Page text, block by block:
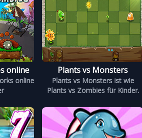
online
online
Plants vs Monsters
Plants vs Monsters ist wie
Plants vs Zombies für Kinder.